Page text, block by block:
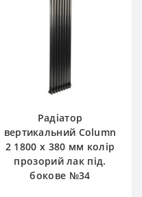
Радіатор
вертикальний Column
2 1800 x 380 мм колір
прозорий лак під.
бокове №34